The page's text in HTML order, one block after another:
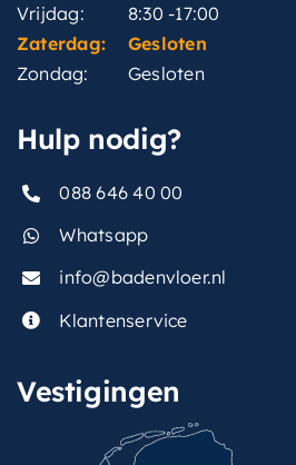
Vrijdag:
8:30 -17:00
Zaterdag:
Gesloten
Zondag:
Gesloten
Hulp nodig?
088 646 40 00
Whatsapp
info@badenvloer.nl
Klantenservice
Vestigingen